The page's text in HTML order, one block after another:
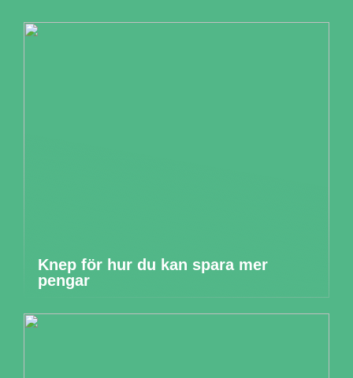
Knep för hur du kan spara mer
pengar